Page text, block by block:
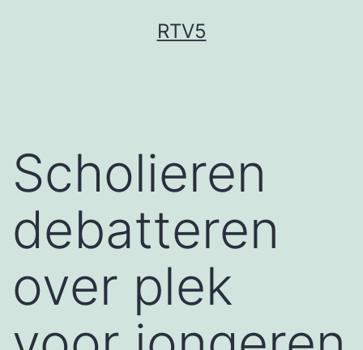
RTV5
Scholieren
debatteren
over plek